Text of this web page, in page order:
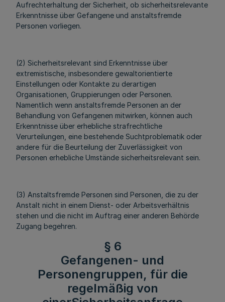
Aufrechterhaltung der Sicherheit, ob sicherheitsrelevante
Erkenntnisse über Gefangene und anstaltsfremde
Personen vorliegen.
(2) Sicherheitsrelevant sind Erkenntnisse über
extremistische, insbesondere gewaltorientierte
Einstellungen oder Kontakte zu derartigen
Organisationen, Gruppierungen oder Personen.
Namentlich wenn anstaltsfremde Personen an der
Behandlung von Gefangenen mitwirken, können auch
Erkenntnisse über erhebliche strafrechtliche
Verurteilungen, eine bestehende Suchtproblematik oder
andere für die Beurteilung der Zuverlässigkeit von
Personen erhebliche Umstände sicherheitsrelevant sein.
(3) Anstaltsfremde Personen sind Personen, die zu der
Anstalt nicht in einem Dienst- oder Arbeitsverhältnis
stehen und die nicht im Auftrag einer anderen Behörde
Zugang begehren.
§ 6
Gefangenen- und
Personengruppen, für die
regelmäßig von